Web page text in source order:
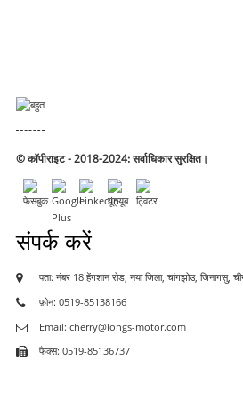
© कॉपीराइट - 2018-2024: सर्वाधिकार सुरक्षित।
संपर्क करें
पता: नंबर 18 हेंगशान रोड, नया जिला, चांगझोउ, जिनागसु,
फ़ोन: 0519-85138166
Email: cherry@longs-motor.com
फैक्स: 0519-85136737